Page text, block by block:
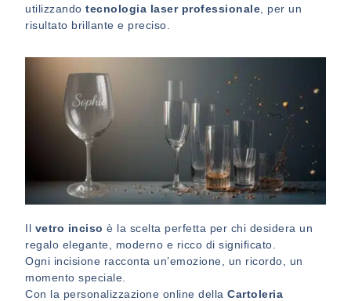
utilizzandotecnologia laser professionale , per un
risultato brillante e preciso.
Il vetro inciso è la scelta perfetta per chi desidera un
regalo elegante, moderno e ricco di significato.
Ogni incisione racconta un’emozione, un ricordo, un
momento speciale.
Con la personalizzazione online dellaCartoleria